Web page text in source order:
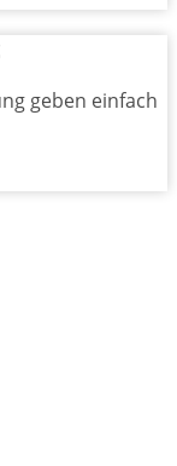
geben einfach